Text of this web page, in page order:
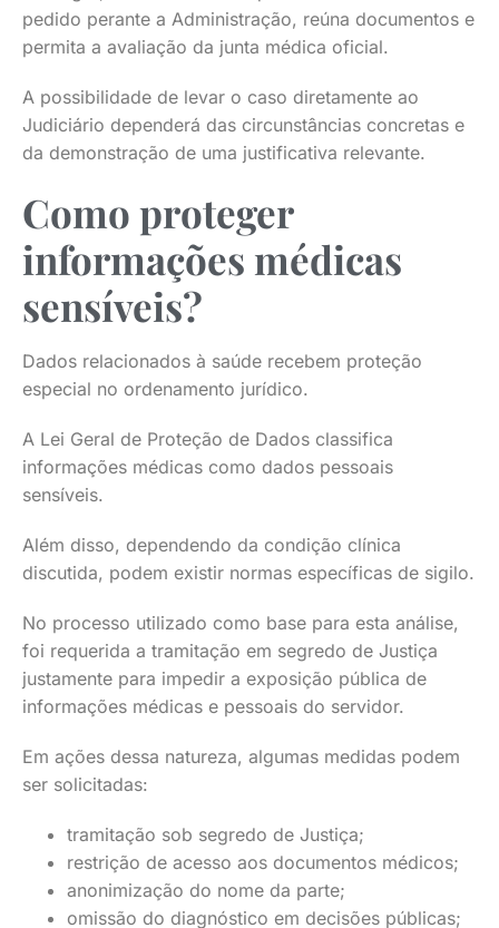
pedido perante a Administração, reúna documentos e
permita a avaliação da junta médica oficial.
A possibilidade de levar o caso diretamente ao
Judiciário dependerá das circunstâncias concretas e
da demonstração de uma justificativa relevante.
Como proteger
informações médicas
sensíveis?
Dados relacionados à saúde recebem proteção
especial no ordenamento jurídico.
A Lei Geral de Proteção de Dados classifica
informações médicas como dados pessoais
sensíveis.
Além disso, dependendo da condição clínica
discutida, podem existir normas específicas de sigilo.
No processo utilizado como base para esta análise,
foi requerida a tramitação em segredo de Justiça
justamente para impedir a exposição pública de
informações médicas e pessoais do servidor.
Em ações dessa natureza, algumas medidas podem
ser solicitadas:
tramitação sob segredo de Justiça;
restrição de acesso aos documentos médicos;
anonimização do nome da parte;
omissão do diagnóstico em decisões públicas;